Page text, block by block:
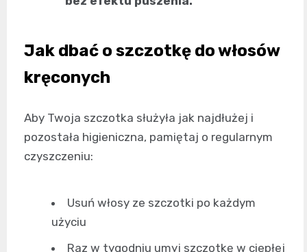
Jak dbać o szczotkę do włosów
kręconych
Aby Twoja szczotka służyła jak najdłużej i
pozostała higieniczna, pamiętaj o regularnym
czyszczeniu:
Usuń włosy ze szczotki po każdym
użyciu
Raz w tygodniu umyj szczotkę w ciepłej